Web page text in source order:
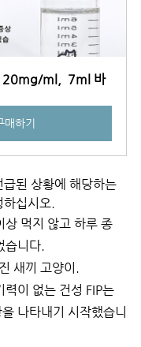
20mg/ml,  7ml 바
매하기
급된 상황에 해당하는
십시오.
상 먹지 않고 하루 종
습니다.
새끼 고양이.
력이 없는 건성 FIP는
나타내기 시작했습니